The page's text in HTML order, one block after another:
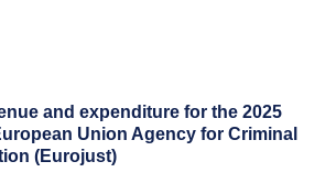
and expenditure for the 2025
Union Agency for Criminal
(Eurojust)